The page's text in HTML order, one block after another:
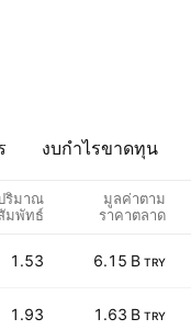
งบกำไรขาดทุน
ริมาณ
มพัทธ์
มูลค่าตาม
ราคาตลาด
1.53 6.15 B TRY
1.93 1.63 B TRY